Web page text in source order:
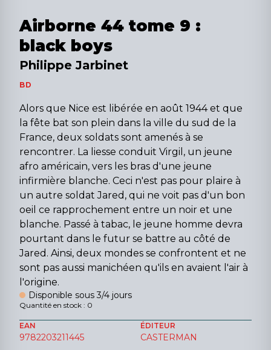
Airborne 44 tome 9 :
black boys
Philippe Jarbinet
BD
Alors que Nice est libérée en août 1944 et que
la fête bat son plein dans la ville du sud de la
France, deux soldats sont amenés à se
rencontrer. La liesse conduit Virgil, un jeune
afro américain, vers les bras d'une jeune
infirmière blanche. Ceci n'est pas pour plaire à
un autre soldat Jared, qui ne voit pas d'un bon
oeil ce rapprochement entre un noir et une
blanche. Passé à tabac, le jeune homme devra
pourtant dans le futur se battre au côté de
Jared. Ainsi, deux mondes se confrontent et ne
sont pas aussi manichéen qu'ils en avaient l'air à
l'origine.
Disponible sous 3/4 jours
Quantité en stock : 0
EAN
9782203211445
ÉDITEUR
CASTERMAN